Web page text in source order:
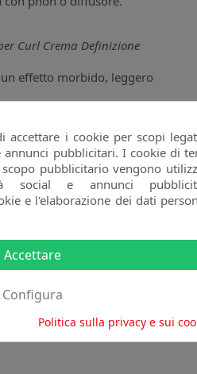
Curl Crema Definizione
effetto morbido, leggero
definire intensamente il
accettare i cookie per scopi
annunci pubblicitari. I cookie di
pubblicitario vengono
social e annunci
e l'elaborazione dei dati
Accettare
Configura
Politica sulla privacy e sui